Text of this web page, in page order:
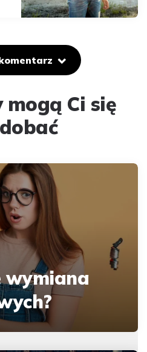
Ci się
wymiana